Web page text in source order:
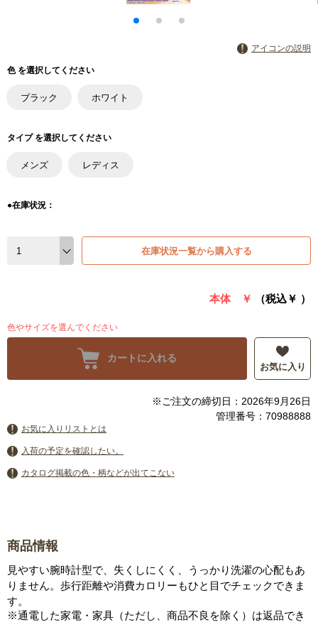
アイコンの説明
色 を選択してください
ブラック ホワイト
タイプ を選択してください
メンズ レディス
●在庫状況：
在庫状況一覧から購入する
本体 ￥ （税込￥ ）
色やサイズを選んでください
カートに入れる
お気に入り
※ご注文の締切日：2026年9月26日
管理番号：70988888
お気に入りリストとは
入荷の予定を確認したい。
カタログ掲載の色・柄などが出てこない
商品情報
見やすい腕時計型で、失くしにくく、うっかり洗濯の心配もあ
りません。歩行距離や消費カロリーもひと目でチェックできま
す。
※通電した家電・家具（ただし、商品不良を除く）は返品でき